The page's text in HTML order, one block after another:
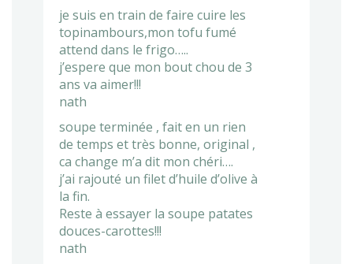
je suis en train de faire cuire les
topinambours,mon tofu fumé
attend dans le frigo…..
j’espere que mon bout chou de 3
ans va aimer!!!
nath
soupe terminée , fait en un rien
de temps et très bonne, original ,
ca change m’a dit mon chéri….
j’ai rajouté un filet d’huile d’olive à
la fin.
Reste à essayer la soupe patates
douces-carottes!!!
nath